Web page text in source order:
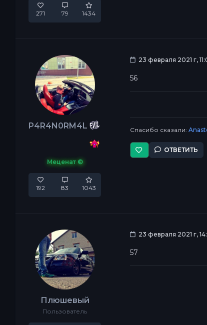
271 79 1434
P4R4N0RM4L
Меценат ©
192 83 1043
23 февраля 2021 г,
56
Спасибо сказали:
ОТВЕТИТЬ
Плюшевый
Пользователь
23 февраля 2021 г,
57